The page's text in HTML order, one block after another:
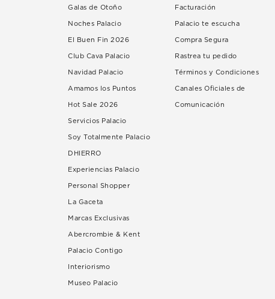
Galas de Otoño
Noches Palacio
El Buen Fin 2026
Club Cava Palacio
Navidad Palacio
Amamos los Puntos
Hot Sale 2026
Servicios Palacio
Soy Totalmente Palacio
DHIERRO
Experiencias Palacio
Personal Shopper
La Gaceta
Marcas Exclusivas
Abercrombie & Kent
Palacio Contigo
Interiorismo
Museo Palacio
Facturación
Palacio te escucha
Compra Segura
Rastrea tu pedido
Términos y Condiciones
Canales Oficiales de
Comunicación